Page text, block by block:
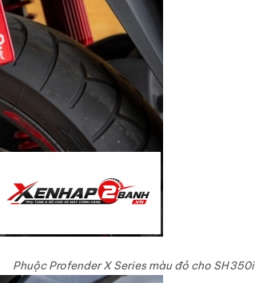
Phuộc Profender X Series màu đỏ cho SH350i